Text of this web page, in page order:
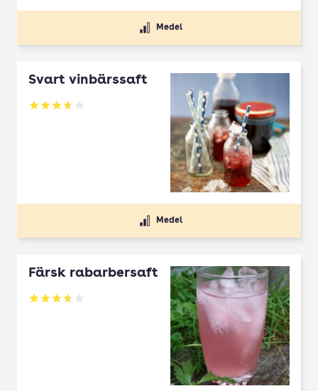
Medel
Svart vinbärssaft
Betyg: 3.68 av 5
Medel
Färsk rabarbersaft
Betyg: 3.68 av 5